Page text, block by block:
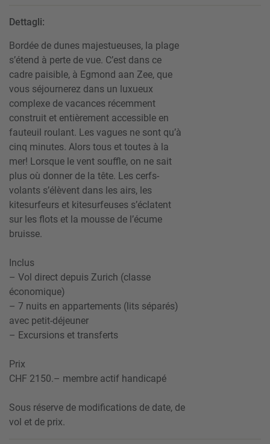
Dettagli:
Bordée de dunes majestueuses, la plage
s’étend à perte de vue. C’est dans ce
cadre paisible, à Egmond aan Zee, que
vous séjournerez dans un luxueux
complexe de vacances récemment
construit et entièrement accessible en
fauteuil roulant. Les vagues ne sont qu’à
cinq minutes. Alors tous et toutes à la
mer! Lorsque le vent souffle, on ne sait
plus où donner de la tête. Les cerfs-
volants s’élèvent dans les airs, les
kitesurfeurs et kitesurfeuses s’éclatent
sur les flots et la mousse de l’écume
bruisse.
Inclus
– Vol direct depuis Zurich (classe
économique)
– 7 nuits en appartements (lits séparés)
avec petit-déjeuner
– Excursions et transferts
Prix
CHF 2150.– membre actif handicapé
Sous réserve de modifications de date, de
vol et de prix.